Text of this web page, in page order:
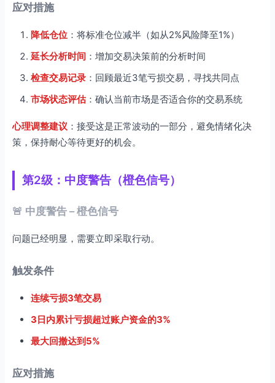
结语：暂停的艺术
应对措施
降低仓位 ：将标准仓位减半（如从2%风险降至1%）
延长分析时间 ：增加交易决策前的分析时间
检查交易记录 ：回顾最近3笔亏损交易，寻找共同点
市场状态评估：确认当前市场是否适合你的交易系统
心理调整建议 ：接受这是正常波动的一部分，避免情绪化决
策，保持耐心等待更好的机会。
第2级：中度警告（橙色信号）
🚨 中度警告 – 橙色信号
问题已经明显，需要立即采取行动。
触发条件
连续亏损3笔交易
3日内累计亏损超过账户资金的3%
最大回撤达到5%
应对措施